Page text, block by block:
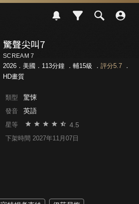
驚聲尖叫7
SCREAM 7
2026．美國．113分鐘 ． 輔15級 ． 評分5.7．
HD畫質
類型 驚悚
發音 英語
星等 4.5
下架時間 2027年11月07日